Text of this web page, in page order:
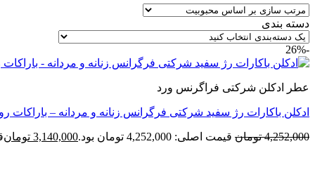
دسته بندی
-26%
عطر ادکلن شرکتی فراگرنس ورد
ادکلن باکارات رژ سفید شرکتی فرگرانس زنانه و مردانه – باراکات روژ
4,252,000 تومان قیمت اصلی: 4,252,000 تومان بود. 3,140,000 تومان